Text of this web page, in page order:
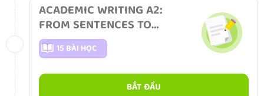
ACADEMIC WRITING A2:
FROM SENTENCES TO
PARAGRAPHS
15 BÀI HỌC
BẮT ĐẦU